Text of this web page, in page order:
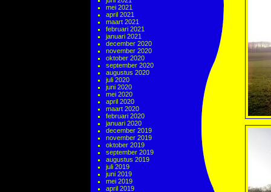
mei 2021
april 2021
maart 2021
februari 2021
januari 2021
december 2020
november 2020
oktober 2020
september 2020
augustus 2020
juli 2020
juni 2020
mei 2020
april 2020
maart 2020
februari 2020
januari 2020
december 2019
november 2019
oktober 2019
september 2019
augustus 2019
juli 2019
juni 2019
mei 2019
april 2019